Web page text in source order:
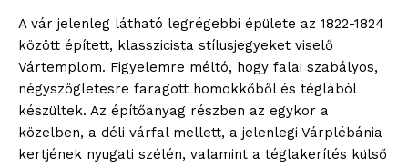
A vár jelenleg látható legrégebbi épülete az 1822-1824
között épített, klasszicista stílusjegyeket viselő
Vártemplom. Figyelemre méltó, hogy falai szabályos,
négyszögletesre faragott homokkőből és téglából
készültek. Az építőanyag részben az egykor a
közelben, a déli várfal mellett, a jelenlegi Várplébánia
kertjének nyugati szélén, valamint a téglakerítés külső